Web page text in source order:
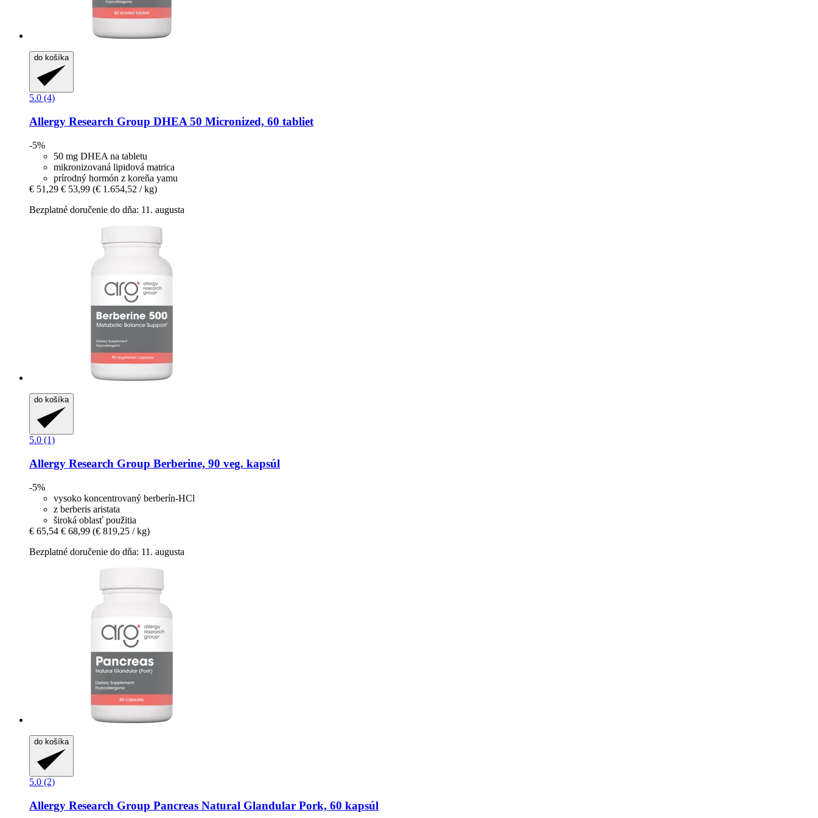
do košíka
5.0 (4)
Allergy Research Group DHEA 50 Micronized, 60 tabliet
-5%
50 mg DHEA na tabletu
mikronizovaná lipidová matrica
prírodný hormón z koreňa yamu
€ 51,29 € 53,99 (€ 1.654,52 / kg)
Bezplatné doručenie do dňa: 11. augusta
do košíka
5.0 (1)
Allergy Research Group Berberine, 90 veg. kapsúl
-5%
vysoko koncentrovaný berberín-HCl
z berberis aristata
široká oblasť použitia
€ 65,54 € 68,99 (€ 819,25 / kg)
Bezplatné doručenie do dňa: 11. augusta
do košíka
5.0 (2)
Allergy Research Group Pancreas Natural Glandular Pork, 60 kapsúl